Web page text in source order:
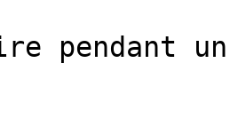
pendant